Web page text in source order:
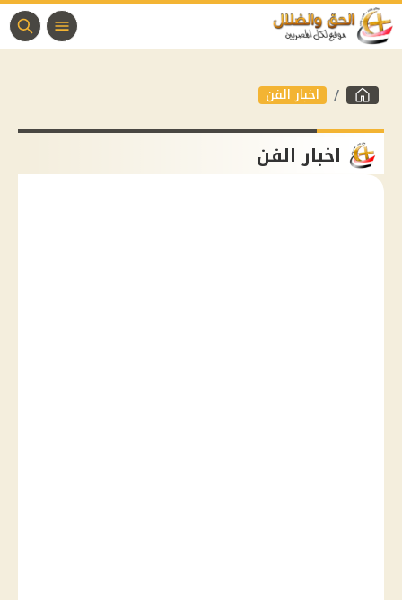
اخبار الفن
اخبار الفن